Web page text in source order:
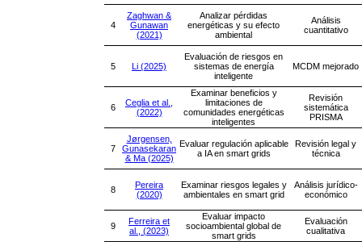
4
Zaghwan &
Gunawan
(2021)
Analizar pérdidas
energéticas y su efecto
ambiental
Análisis
cuantitativo
5 Li (2025)
Evaluación de riesgos en
sistemas de energía
inteligente
MCDM mejorado
6
Ceglia et al.,
(2022)
Examinar beneficios y
limitaciones de
comunidades energéticas
inteligentes
Revisión
sistemática
PRISMA
7
Jørgensen,
Gunasekaran
& Ma (2025)
Evaluar regulación aplicable
a IA en smart grids
Revisión legal y
técnica
8
Pereira
(2020)
Examinar riesgos legales y
ambientales en smart grid
Análisis jurídico-
económico
9
Ferreira et
al., (2023)
Evaluar impacto
socioambiental global de
smart grids
Evaluación
cualitativa